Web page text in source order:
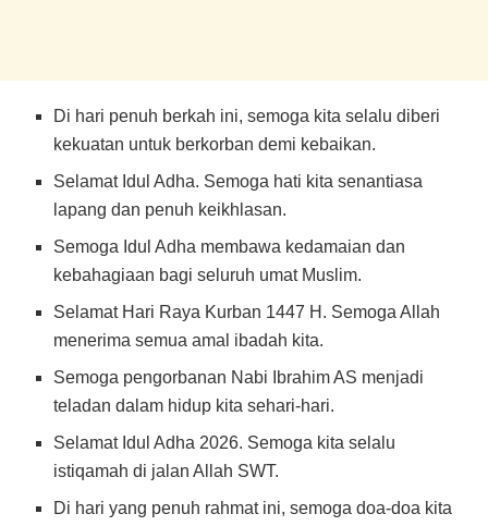
Di hari penuh berkah ini, semoga kita selalu diberi
kekuatan untuk berkorban demi kebaikan.
Selamat Idul Adha. Semoga hati kita senantiasa
lapang dan penuh keikhlasan.
Semoga Idul Adha membawa kedamaian dan
kebahagiaan bagi seluruh umat Muslim.
Selamat Hari Raya Kurban 1447 H. Semoga Allah
menerima semua amal ibadah kita.
Semoga pengorbanan Nabi Ibrahim AS menjadi
teladan dalam hidup kita sehari-hari.
Selamat Idul Adha 2026. Semoga kita selalu
istiqamah di jalan Allah SWT.
Di hari yang penuh rahmat ini, semoga doa-doa kita